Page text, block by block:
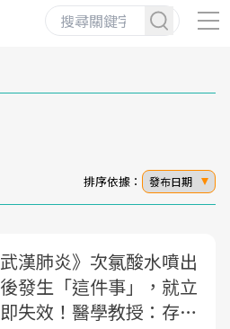
排序依據： 發布日期
武漢肺炎》次氯酸水噴出
後發生「這件事」，就立
即失效！醫學教授：存放